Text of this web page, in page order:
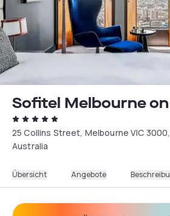
Sofitel Melbourne
25 Collins Street, Melbourne VIC 3000,
Australia
Übersicht Angebote